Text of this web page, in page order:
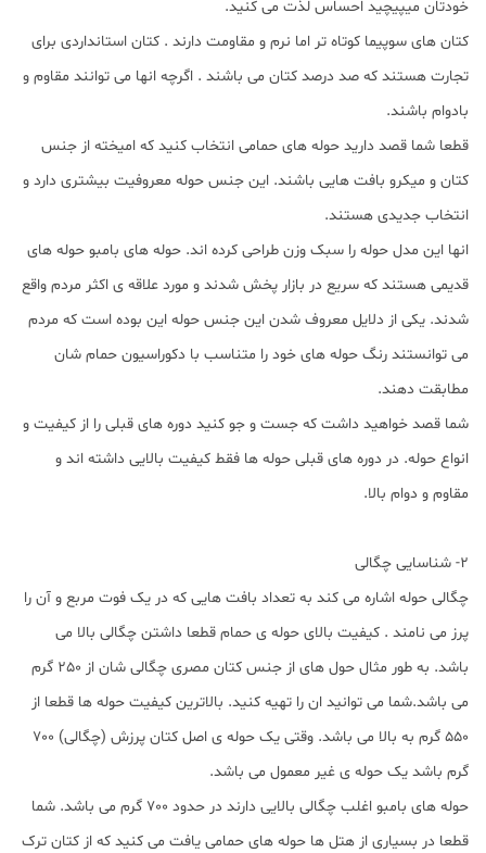
خودتان میپیچید احساس لذت می کنید.
کتان های سوپیما کوتاه تر اما نرم و مقاومت دارند . کتان استانداردی برای
تجارت هستند که صد درصد کتان می باشند . اگرچه انها می توانند مقاوم و
بادوام باشند.
قطعا شما قصد دارید حوله های حمامی انتخاب کنید که امیخته از جنس
کتان و میکرو بافت هایی باشند. این جنس حوله معروفیت بیشتری دارد و
انتخاب جدیدی هستند.
انها این مدل حوله را سبک وزن طراحی کرده اند. حوله های بامبو حوله های
قدیمی هستند که سریع در بازار پخش شدند و مورد علاقه ی اکثر مردم واقع
شدند. یکی از دلایل معروف شدن این جنس حوله این بوده است که مردم
می توانستند رنگ حوله های خود را متناسب با دکوراسیون حمام شان
مطابقت دهند.
شما قصد خواهید داشت که جست و جو کنید دوره های قبلی را از کیفیت و
انواع حوله. در دوره های قبلی حوله ها فقط کیفیت بالایی داشته اند و
مقاوم و دوام بالا.
2- شناسایی چگالی
چگالی حوله اشاره می کند به تعداد بافت هایی که در یک فوت مربع و آن را
پرز می نامند . کیفیت بالای حوله ی حمام قطعا داشتن چگالی بالا می
باشد. به طور مثال حول های از جنس کتان مصری چگالی شان از 250 گرم
می باشد.شما می توانید ان را تهیه کنید. بالاترین کیفیت حوله ها قطعا از
550 گرم به بالا می باشد. وقتی یک حوله ی اصل کتان پرزش (چگالی) 700
گرم باشد یک حوله ی غیر معمول می باشد.
حوله های بامبو اغلب چگالی بالایی دارند در حدود 700 گرم می باشد. شما
قطعا در بسیاری از هتل ها حوله های حمامی یافت می کنید که از کتان ترک